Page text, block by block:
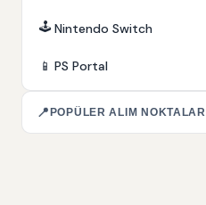
🕹️ Nintendo Switch
📱 PS Portal
📍 POPÜLER ALIM NOKTALARI